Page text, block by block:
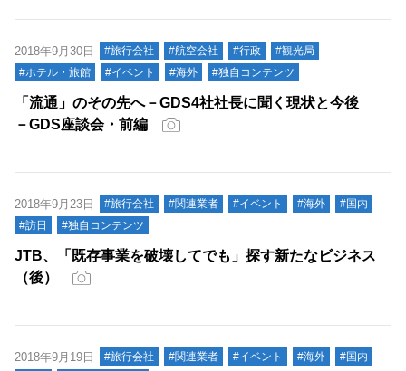
2018年9月30日 #旅行会社 #航空会社 #行政
#観光局
#ホテル・旅館
#イベント #海外 #独自コンテンツ
「流通」のその先へ－GDS4社社長に聞く現状と今後
－GDS座談会・前編
2018年9月23日 #旅行会社 #関連業者 #イベント #海外
#国内
#訪日
#独自コンテンツ
JTB、「既存事業を破壊してでも」探す新たなビジネス
（後）
2018年9月19日 #旅行会社 #関連業者 #イベント #海外
#国内